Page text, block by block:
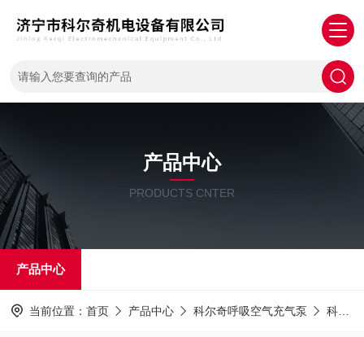
产品中心
PRODUCTS CNTER
产品中心
当前位置： 首页 产品中心 科尔奇呼吸空气充气泵 科尔奇充气泵